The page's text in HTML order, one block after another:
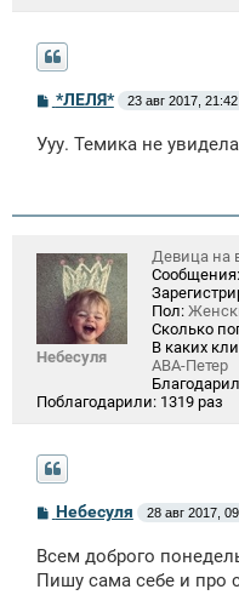
С
о
б
и
*ЛЕЛЯ* 23 авг 2017, 21:42
Ууу. Темика не увидела
Небесуля
Девица на
Сообщения:
Пол:
Сколько
В каких
АВА-Петер
Поблагодарили: 1319 раз
С
о
б
щ
Небесуля 28 авг 2017,
Всем доброго
Пишу сама себе и про